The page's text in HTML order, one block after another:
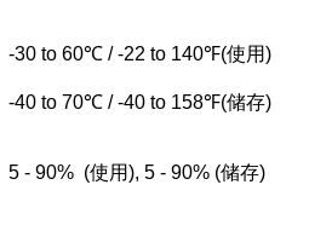
-30 to 60℃ / -22 to 140℉(使用)
-40 to 70℃ / -40 to 158℉(储存)
5 - 90% (使用), 5 - 90% (储存)